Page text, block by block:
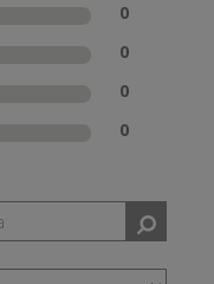
0
0
0
0